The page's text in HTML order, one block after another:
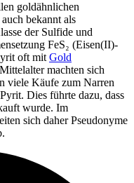
goldähnlichen
bekannt als
der Sulfide und
FeS₂ (Eisen(II)-
oft mit Gold
machten sich
viele Käufe zum Narren
Dies führte dazu, dass
wurde. Im
sich daher Pseudonyme